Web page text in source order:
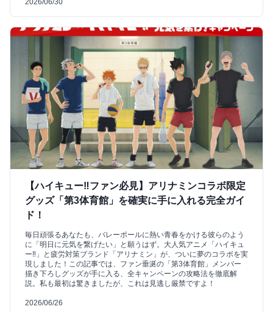
2026/06/30
【ハイキュー‼ファン必見】アリナミンコラボ限定
グッズ「第3体育館」を確実に手に入れる完全ガイ
ド！
毎日頑張るあなたも、バレーボールに熱い青春をかける彼らのよう
に「明日に元気を繋げたい」と願うはず。大人気アニメ「ハイキュ
ー‼」と疲労対策ブランド「アリナミン」が、ついに夢のコラボを実
現しました！この記事では、ファン垂涎の「第3体育館」メンバー
描き下ろしグッズが手に入る、全キャンペーンの攻略法を徹底解
説。私も最初は驚きましたが、これは見逃し厳禁ですよ！
2026/06/26